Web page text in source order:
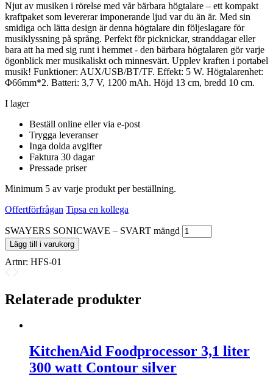
Njut av musiken i rörelse med vår bärbara högtalare – ett kompakt
kraftpaket som levererar imponerande ljud var du än är. Med sin
smidiga och lätta design är denna högtalare din följeslagare för
musiklyssning på språng. Perfekt för picknickar, stranddagar eller
bara att ha med sig runt i hemmet - den bärbara högtalaren gör varje
ögonblick mer musikaliskt och minnesvärt. Upplev kraften i portabel
musik! Funktioner: AUX/USB/BT/TF. Effekt: 5 W. Högtalarenhet:
Φ66mm*2. Batteri: 3,7 V, 1200 mAh. Höjd 13 cm, bredd 10 cm.
I lager
Beställ online eller via e-post
Trygga leveranser
Inga dolda avgifter
Faktura 30 dagar
Pressade priser
Minimum 5 av varje produkt per beställning.
Offertförfrågan Tipsa en kollega
SWAYERS SONICWAVE – SVART mängd
Lägg till i varukorg
Artnr: HFS-01
Relaterade produkter
KitchenAid Foodprocessor 3,1 liter
300 watt Contour silver